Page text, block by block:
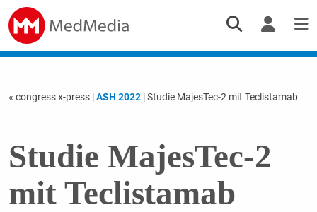
« congress x-press |ASH 2022| Studie MajesTec-2 mit Teclistamab
Studie MajesTec-2
mit Teclistamab